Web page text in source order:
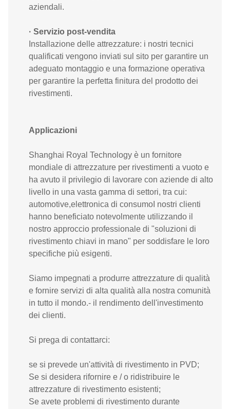
aziendali.
· Servizio post-vendita
Installazione delle attrezzature: i nostri tecnici
qualificati vengono inviati sul sito per garantire un
adeguato montaggio e una formazione operativa
per garantire la perfetta finitura del prodotto dei
rivestimenti.
Applicazioni
Shanghai Royal Technology è un fornitore
mondiale di attrezzature per rivestimenti a vuoto e
ha avuto il privilegio di lavorare con aziende di alto
livello in una vasta gamma di settori, tra cui:
automotive,elettronica di consumoI nostri clienti
hanno beneficiato notevolmente utilizzando il
nostro approccio professionale di "soluzioni di
rivestimento chiavi in mano" per soddisfare le loro
specifiche più esigenti.
Siamo impegnati a produrre attrezzature di qualità
e fornire servizi di alta qualità alla nostra comunità
in tutto il mondo.- il rendimento dell'investimento
dei clienti.
Si prega di contattarci:
se si prevede un'attività di rivestimento in PVD;
Se si desidera rifornire e / o ridistribuire le
attrezzature di rivestimento esistenti;
Se avete problemi di rivestimento durante